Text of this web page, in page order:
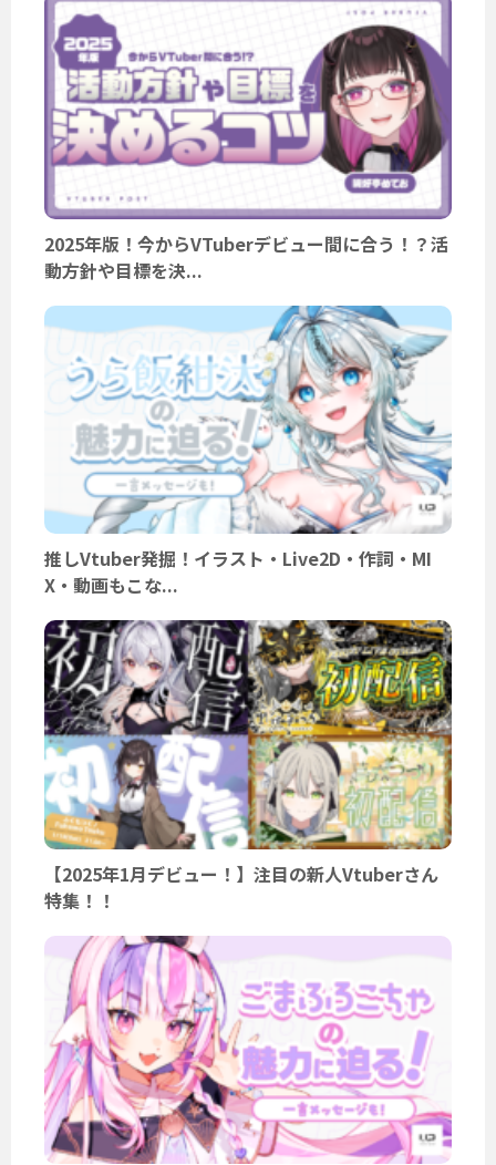
2025年版！今からVTuberデビュー間に合う！？活
動方針や目標を決...
推しVtuber発掘！イラスト・Live2D・作詞・MI
X・動画もこな...
【2025年1月デビュー！】注目の新人Vtuberさん
特集！！